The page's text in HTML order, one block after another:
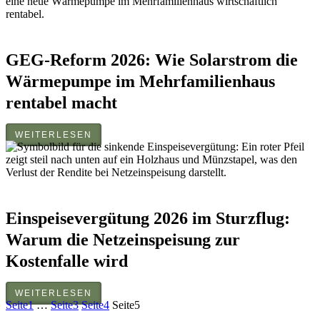
GEG-Reform 2026: Wie Solarstrom die
Wärmepumpe im Mehrfamilienhaus
rentabel macht
WEITERLESEN
Einspeisevergütung 2026 im Sturzflug:
Warum die Netzeinspeisung zur
Kostenfalle wird
WEITERLESEN
Seite1 … Seite3 Seite4 Seite5